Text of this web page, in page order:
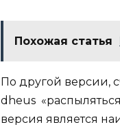
Похожая статья
По другой версии,
dheus
версия является